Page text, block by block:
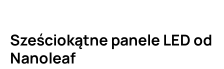
Sześciokątne panele LED od
Nanoleaf